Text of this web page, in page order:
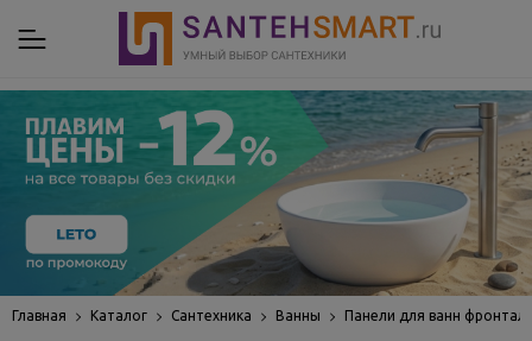
Главная Каталог Сантехника Ванны Панели для ванн